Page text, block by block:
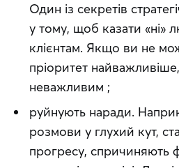
Один із секретів
у тому, щоб казати «ні»
клієнтам. Якщо ви не
пріоритет
неважливим ;
руйнують наради.
розмови у глухий кут,
прогресу, спричиняють